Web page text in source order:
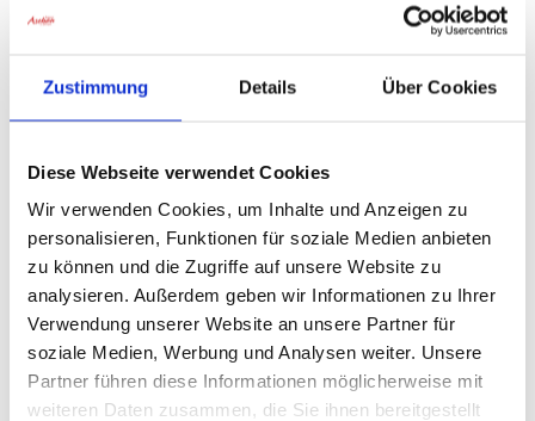
Zustimmung Details Über Cookies
Diese Webseite verwendet Cookies
Wir verwenden Cookies, um Inhalte und Anzeigen zu
personalisieren, Funktionen für soziale Medien anbieten
zu können und die Zugriffe auf unsere Website zu
analysieren. Außerdem geben wir Informationen zu Ihrer
Verwendung unserer Website an unsere Partner für
soziale Medien, Werbung und Analysen weiter. Unsere
Partner führen diese Informationen möglicherweise mit
weiteren Daten zusammen, die Sie ihnen bereitgestellt
gewinnen.
Universalgenie Müllner Peter
Der Müllner Peter, geboren am 29. Juni 1766,
Müllers ging er selbst auch diesem Beruf nach. Der
überdurchschnittlich gebildete Sachranger agierte
darüber hinaus als Musiker, Gemeindevorsteher und
Heilkundiger. In seinem Nachlass, den der
Freundeskreis Müllner Peter sowie das Müllner Peter
Museum gemeinsam mit einer Reihe von Künstlern
pflegt und verwaltet, finden sich viele Kompositionen.
Ebenso umfangreich ist seine handschriftliche
Rezeptsammlung, deren Zutaten aus Kräuterpflanzen